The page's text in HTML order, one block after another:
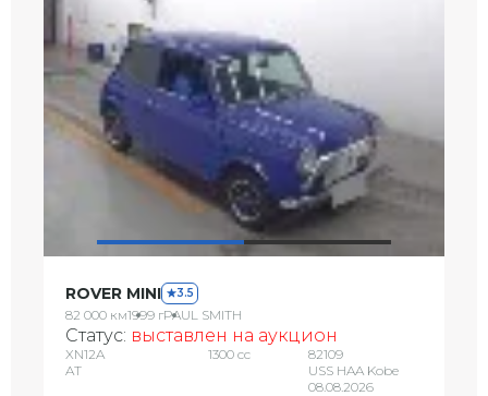
ROVER MINI 3.5
82 000 км1999 гPAUL SMITH
Статус: выставлен на аукцион
XN12A
AT
1300 сс
82109
USS HAA Kobe
08.08.2026